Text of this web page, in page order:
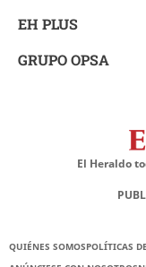
EH PLUS
GRUPO OPSA
El Heraldo
QUIÉNES SOMOSPOLÍTICAS